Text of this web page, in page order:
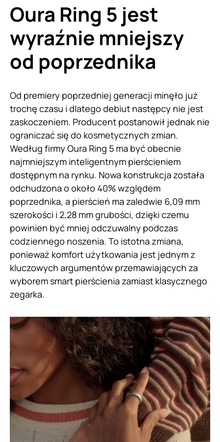
Oura Ring 5 jest
wyraźnie mniejszy
od poprzednika
Od premiery poprzedniej generacji minęło już
trochę czasu i dlatego debiut następcy nie jest
zaskoczeniem. Producent postanowił jednak nie
ograniczać się do kosmetycznych zmian.
Według firmy Oura Ring 5 ma być obecnie
najmniejszym inteligentnym pierścieniem
dostępnym na rynku. Nowa konstrukcja została
odchudzona o około 40% względem
poprzednika, a pierścień ma zaledwie 6,09 mm
szerokości i 2,28 mm grubości, dzięki czemu
powinien być mniej odczuwalny podczas
codziennego noszenia. To istotna zmiana,
ponieważ komfort użytkowania jest jednym z
kluczowych argumentów przemawiających za
wyborem smart pierścienia zamiast klasycznego
zegarka.